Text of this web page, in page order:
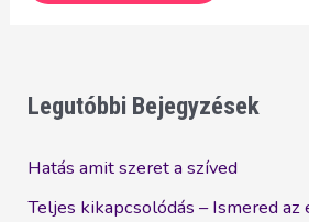
megújulás
a
Legutóbbi Bejegyzések
Hatás amit szeret a szíved
Teljes kikapcsolódás – Ismered az